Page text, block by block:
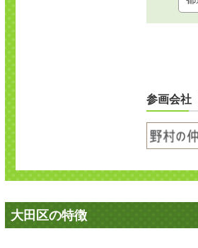
参画会社
大田区の特徴